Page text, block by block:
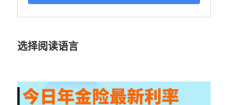
选择阅读语言